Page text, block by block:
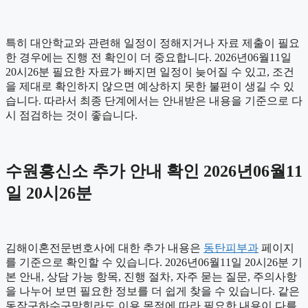
특히 대안학교와 관련해 일정이 정해지거나 자료 제출이 필요
한 경우에는 진행 전 확인이 더 중요합니다. 2026년06월11일
20시26분 필요한 자료가 빠지면 일정이 늦어질 수 있고, 조건
을 제대로 확인하지 않으면 예상하지 못한 불편이 생길 수 있
습니다. 따라서 최종 단계에서는 안내받은 내용을 기준으로 다
시 점검하는 것이 좋습니다.
수원흥신소 추가 안내 확인 2026년06월11
일 20시26분
김해이혼전문변호사에 대한 추가 내용은 동탄피부과 페이지
를 기준으로 확인할 수 있습니다. 2026년06월11일 20시26분 기
본 안내, 상담 가능 항목, 진행 절차, 자주 묻는 질문, 주의사항
을 나누어 보면 필요한 정보를 더 쉽게 찾을 수 있습니다. 같은